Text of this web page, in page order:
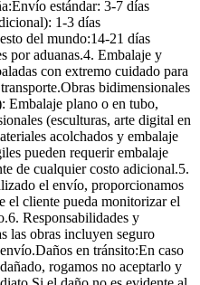
estándar: 3-7 días
1-3 días
del mundo:14-21 días
por aduanas.4. Embalaje y
con extremo cuidado para
bidimensionales
Embalaje plano o en tubo,
(esculturas, arte digital en
acolchados y embalaje
pueden requerir embalaje
de cualquier costo adicional.5.
el envío, proporcionamos
el cliente pueda monitorizar el
Responsabilidades y
las obras incluyen seguro
en tránsito:En caso
rogamos no aceptarlo y